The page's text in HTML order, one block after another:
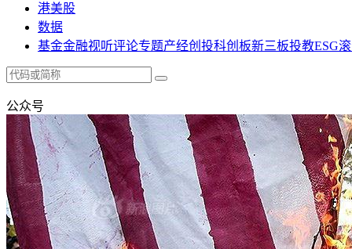
港美股
数据
基金金融视听评论专题产经创投科创板新三板投教ESG
公众号